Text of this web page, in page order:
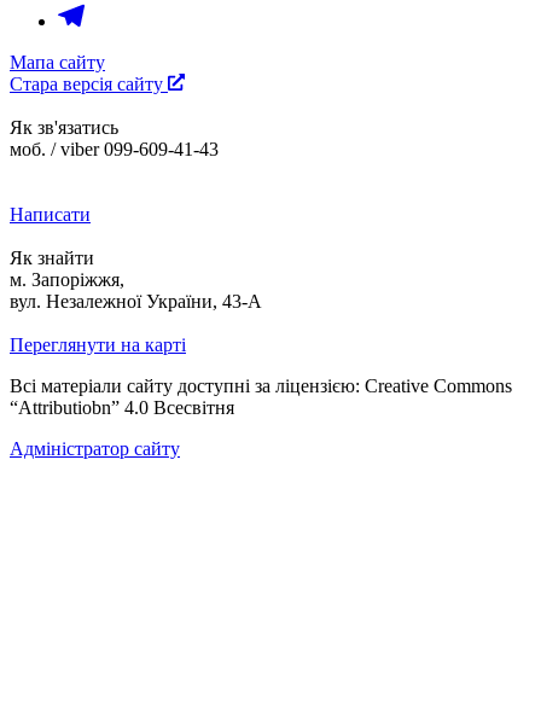
Мапа сайту
Стара версія сайту
Як зв'язатись
моб. / viber 099-609-41-43
Написати
Як знайти
м. Запоріжжя,
вул. Незалежної України, 43-А
Переглянути на карті
Всі матеріали сайту доступні за ліцензією: Creative Commons
“Attributiobn” 4.0 Всесвітня
Адміністратор сайту